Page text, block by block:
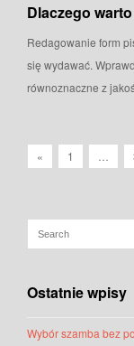
Dlaczego
Redagowanie form
się wydawać.
równoznaczne z
« 1
Ostatnie wpisy
Wybór szamba bez